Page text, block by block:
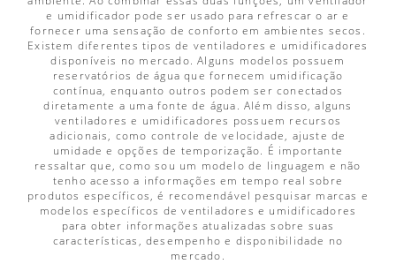
e umidificador pode ser usado para refrescar o ar e
fornecer uma sensação de conforto em ambientes secos.
Existem diferentes tipos de ventiladores e umidificadores
disponíveis no mercado. Alguns modelos possuem
reservatórios de água que fornecem umidificação
contínua, enquanto outros podem ser conectados
diretamente a uma fonte de água. Além disso, alguns
ventiladores e umidificadores possuem recursos
adicionais, como controle de velocidade, ajuste de
umidade e opções de temporização. É importante
ressaltar que, como sou um modelo de linguagem e não
tenho acesso a informações em tempo real sobre
produtos específicos, é recomendável pesquisar marcas e
modelos específicos de ventiladores e umidificadores
para obter informações atualizadas sobre suas
características, desempenho e disponibilidade no
mercado.